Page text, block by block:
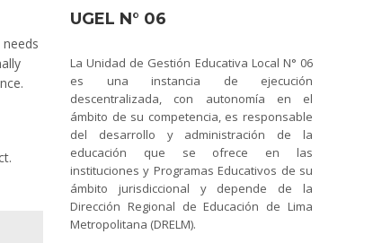
UGEL N° 06
La Unidad de Gestión Educativa Local N° 06
es una instancia de ejecución
descentralizada, con autonomía en el
ámbito de su competencia, es responsable
del desarrollo y administración de la
educación que se ofrece en las
instituciones y Programas Educativos de su
ámbito jurisdiccional y depende de la
Dirección Regional de Educación de Lima
Metropolitana (DRELM).